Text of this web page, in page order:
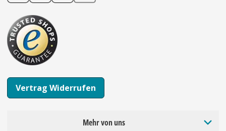
Vertrag Widerrufen
Mehr von uns